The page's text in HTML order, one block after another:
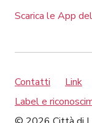
Scarica le App
Contatti Link
Label e